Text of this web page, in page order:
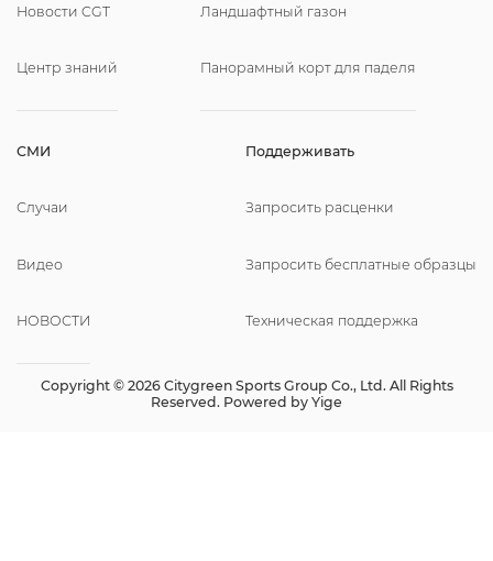
Новости CGT
Центр знаний
Ландшафтный газон
Панорамный корт для паделя
СМИ
Случаи
Видео
НОВОСТИ
Поддерживать
Запросить расценки
Запросить бесплатные образцы
Техническая поддержка
Copyright © 2026 Citygreen Sports Group Co., Ltd. All Rights
Reserved. Powered by Yige